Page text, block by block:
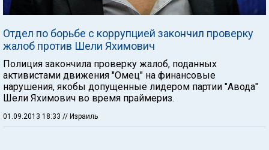
Отдел по борьбе с коррупцией закончил проверку
жалоб против Шели Яхимович
Полиция закончила проверку жалоб, поданных
активистами движения "Омец" на финансовые
нарушения, якобы допущенные лидером партии "Авода"
Шели Яхимович во время праймериз.
01.09.2013 18:33 // Израиль